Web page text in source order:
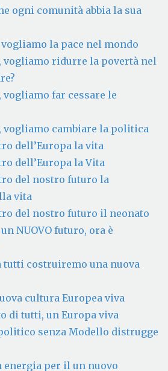
ogni comunità abbia la sua
vogliamo la pace nel mondo
vogliamo ridurre la povertà nel
vogliamo far cessare le
vogliamo cambiare la politica
dell’Europa la vita
dell’Europa la Vita
del nostro futuro la
vita
del nostro futuro il neonato
NUOVO futuro, ora è
tutti costruiremo una nuova
cultura Europea viva
di tutti, un Europa viva
senza Modello distrugge
energia per il un nuovo